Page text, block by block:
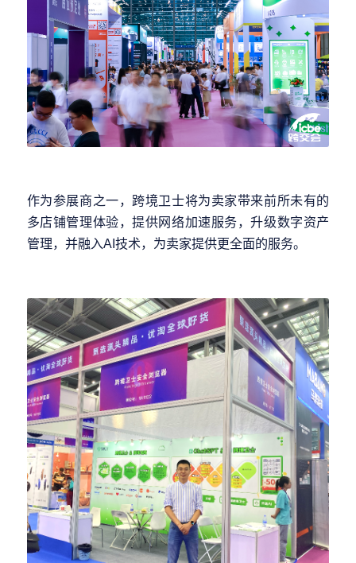
作为参展商之一，跨境卫士将为卖家带来前所未有的
多店铺管理体验，提供网络加速服务，升级数字资产
管理，并融入AI技术，为卖家提供更全面的服务。